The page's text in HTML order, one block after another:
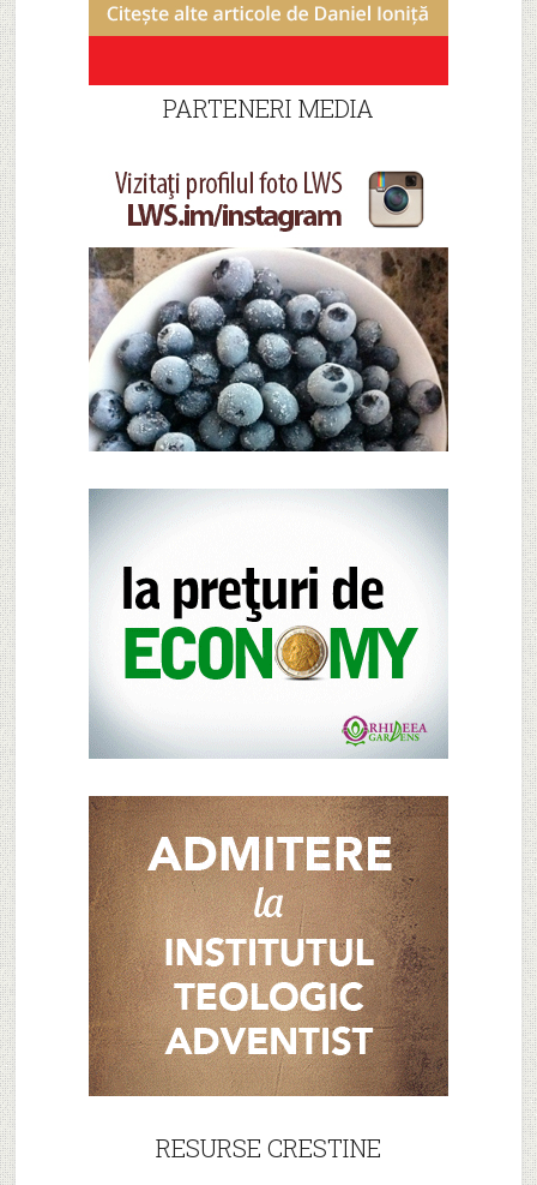
PARTENERI MEDIA
RESURSE CRESTINE